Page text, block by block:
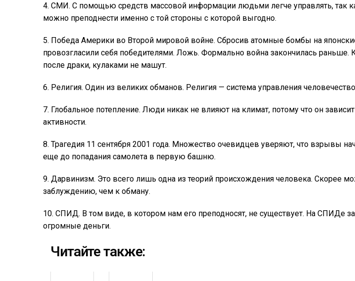
4. СМИ. С помощью средств массовой информации людьми легче управлять, так
можно преподнести именно с той стороны с которой выгодно.
5. Победа Америки во Второй мировой войне. Сбросив атомные бомбы на
провозгласили себя победителями. Ложь. Формально война закончилась раньше.
после драки, кулаками не машут.
6. Религия. Один из великих обманов. Религия — система управления
7. Глобальное потепление. Люди никак не влияют на климат, потому что он
активности.
8. Трагедия 11 сентября 2001 года. Множество очевидцев уверяют, что взрывы
еще до попадания самолета в первую башню.
9. Дарвинизм. Это всего лишь одна из теорий происхождения человека. Скорее
заблуждению, чем к обману.
10. СПИД. В том виде, в котором нам его преподносят, не существует. На СПИДе
огромные деньги.
Читайте также: